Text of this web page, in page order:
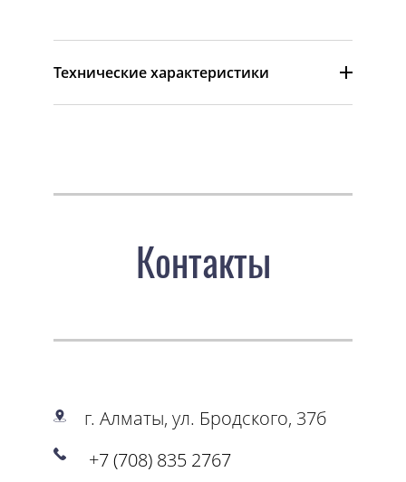
Технические характеристики
Контакты
г. Алматы, ул. Бродского, 37б
+7 (708) 835 2767